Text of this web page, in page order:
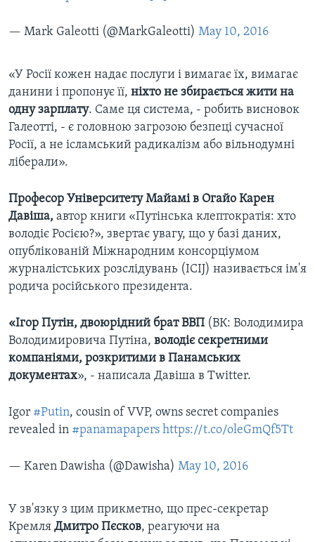
— Mark Galeotti (@MarkGaleotti) May 10, 2016
«У Росії кожен надає послуги і вимагає їх, вимагає
данини і пропонує її, ніхто не збирається жити на
одну зарплату. Саме ця система, - робить висновок
Галеотті, - є головною загрозою безпеці сучасної
Росії, а не ісламський радикалізм або вільнодумні
ліберали».
Професор Університету Майамі в Огайо Карен
Давіша, автор книги «Путінська клептократія: хто
володіє Росією?», звертає увагу, що у базі даних,
опублікованій Міжнародним консорціумом
журналістських розслідувань (ICIJ) називається ім'я
родича російського президента.
«Ігор Путін, двоюрідний брат ВВП (ВК: Володимира
Володимировича Путіна, володіє секретними
компаніями, розкритими в Панамських
документах», - написала Давіша в Twitter.
Igor #Putin, cousin of VVP, owns secret companies
revealed in #panamapapers https://t.co/oleGmQf5Tt
— Karen Dawisha (@Dawisha) May 10, 2016
У зв'язку з цим прикметно, що прес-секретар
Кремля Дмитро Пєсков, реагуючи на